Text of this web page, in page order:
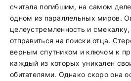
считала погибшим, на самом
одном из параллельных миров.
целеустремленность и
отправиться на поиски отца.
верным спутником и ключом к
каждый из которых уникален
обитателями. Однако скоро она